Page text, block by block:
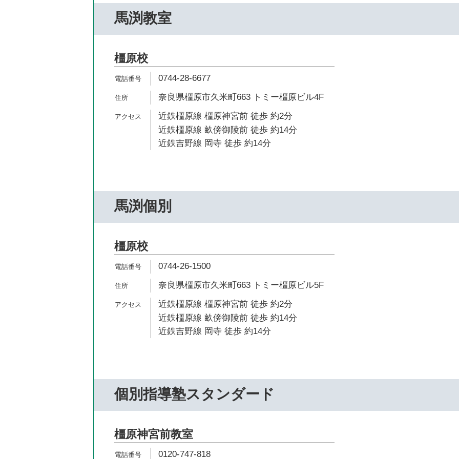
馬渕教室
橿原校
0744-28-6677
奈良県橿原市久米町663 トミー橿原ビル4F
近鉄橿原線 橿原神宮前 徒歩 約2分
近鉄橿原線 畝傍御陵前 徒歩 約14分
近鉄吉野線 岡寺 徒歩 約14分
馬渕個別
橿原校
0744-26-1500
奈良県橿原市久米町663 トミー橿原ビル5F
近鉄橿原線 橿原神宮前 徒歩 約2分
近鉄橿原線 畝傍御陵前 徒歩 約14分
近鉄吉野線 岡寺 徒歩 約14分
個別指導塾スタンダード
橿原神宮前教室
0120-747-818